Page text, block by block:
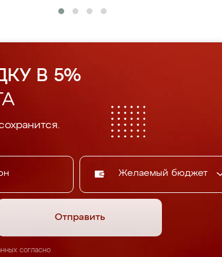
В 5%
Желаемый бюджет
Отправить
согласно